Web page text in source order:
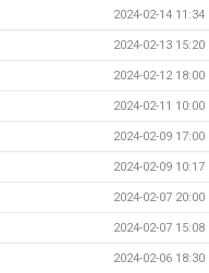
2024-02-14 11:34
2024-02-13 15:20
2024-02-12 18:00
2024-02-11 10:00
2024-02-09 17:00
2024-02-09 10:17
2024-02-07 20:00
2024-02-07 15:08
2024-02-06 18:30